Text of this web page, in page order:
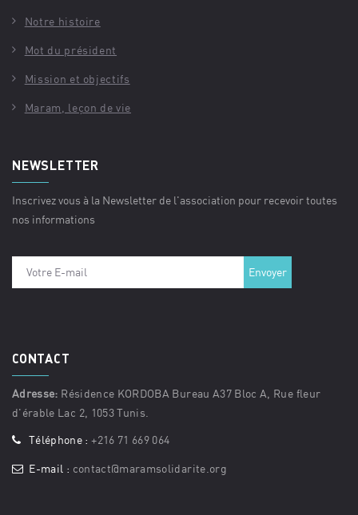
Notre histoire
Mot du président
Mission et objectifs
Maram, leçon de vie
NEWSLETTER
Inscrivez vous à la Newsletter de l'association pour recevoir toutes
nos informations
CONTACT
Adresse: Résidence KORDOBA Bureau A37 Bloc A, Rue fleur
d'érable Lac 2, 1053 Tunis.
Téléphone : +216 71 669 064
E-mail : contact@maramsolidarite.org